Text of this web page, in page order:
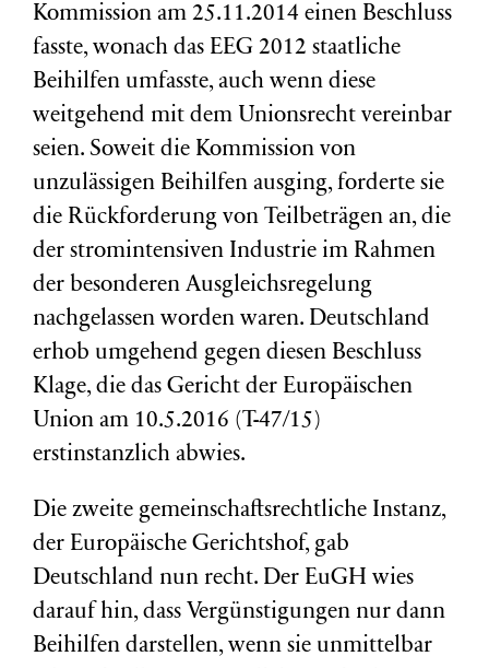
Kommission am 25.11.2014 einen Beschluss
fasste, wonach das EEG 2012 staatliche
Beihilfen umfasste, auch wenn diese
weitgehend mit dem Unionsrecht vereinbar
seien. Soweit die Kommission von
unzulässigen Beihilfen ausging, forderte sie
die Rückforderung von Teilbeträgen an, die
der stromintensiven Industrie im Rahmen
der besonderen Ausgleichsregelung
nachgelassen worden waren. Deutschland
erhob umgehend gegen diesen Beschluss
Klage, die das Gericht der Europäischen
Union am 10.5.2016 (T-47/15)
erstinstanzlich abwies.
Die zweite gemeinschaftsrechtliche Instanz,
der Europäische Gerichtshof, gab
Deutschland nun recht. Der EuGH wies
darauf hin, dass Vergünstigungen nur dann
Beihilfen darstellen, wenn sie unmittelbar